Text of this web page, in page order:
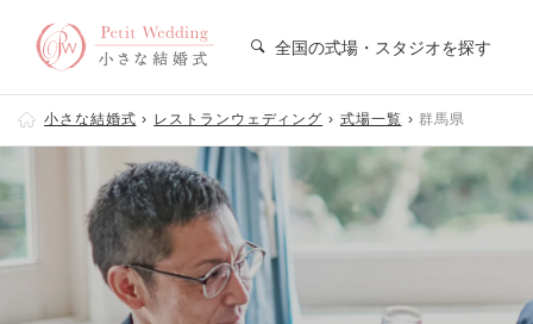
全国の式場・スタジオを探す
小さな結婚式 レストランウェディング 式場一覧 群馬県